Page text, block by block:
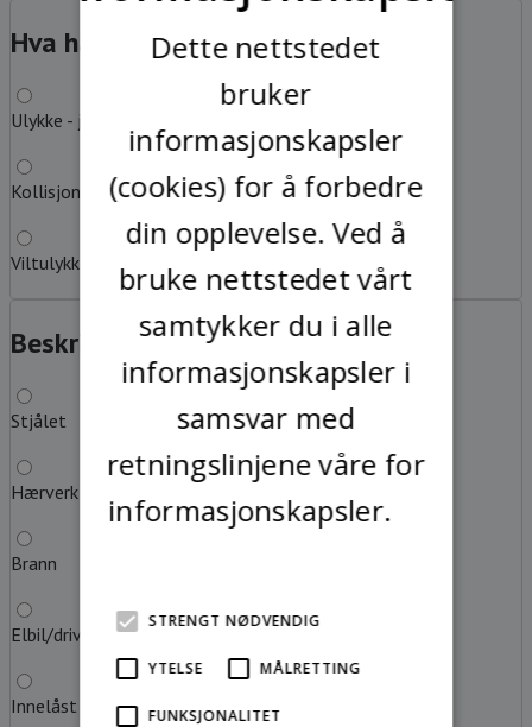
Hva har du kjørt på??
Ulykke - jeg har kjørt på løs gjenstand eller hinder
Kollisjon med annet kjøretøy
Viltulykke
Beskriv feilen?
Stjålet
Hærverk
Brann
Elbil/drivstoff tom
Innelåst nøkkel
Dette nettstedet
bruker
informasjonskapsler
(cookies) for å forbedre
din opplevelse. Ved å
bruke nettstedet vårt
samtykker du i alle
informasjonskapsler i
samsvar med
retningslinjene våre for
informasjonskapsler.
STRENGT NØDVENDIG
YTELSE MÅLRETTING
FUNKSJONALITET